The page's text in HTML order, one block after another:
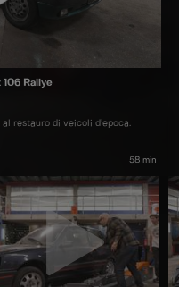
Rallye
restauro di veicoli d’epoca.
58 min